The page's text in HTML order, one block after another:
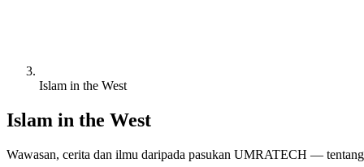
Islam in the West
Islam in the West
Wawasan, cerita dan ilmu daripada pasukan UMRATECH —